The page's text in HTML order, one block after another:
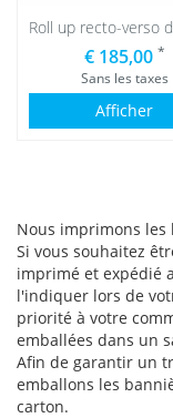
Roll up recto-verso
€ 185,00 *
Sans les taxes
Afficher
Nous imprimons
Si vous souhaitez
imprimé et expédié
l'indiquer lors de
priorité à votre
emballées dans un
Afin de garantir un
emballons les
carton.